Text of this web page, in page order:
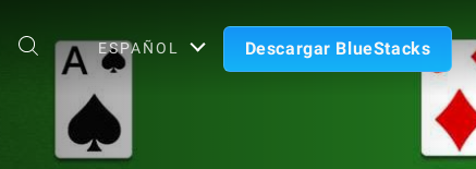
ESPAÑOL Descargar BlueStacks